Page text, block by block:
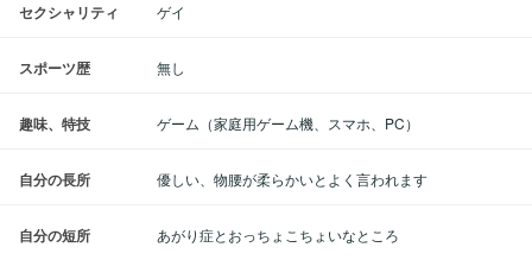
セクシャリティ ゲイ
スポーツ歴 無し
趣味、特技 ゲーム（家庭用ゲーム機、スマホ、PC）
自分の長所 優しい、物腰が柔らかいとよく言われます
自分の短所 あがり症とおっちょこちょいなところ